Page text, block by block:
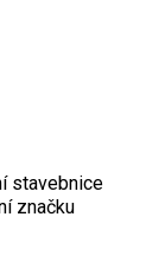
stavebnice
značku